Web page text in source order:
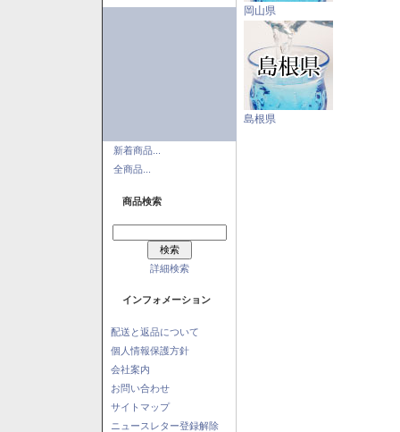
新着商品...
全商品...
商品検索
詳細検索
インフォメーション
配送と返品について
個人情報保護方針
会社案内
お問い合わせ
サイトマップ
ニュースレター登録解除
岡山県
島根県